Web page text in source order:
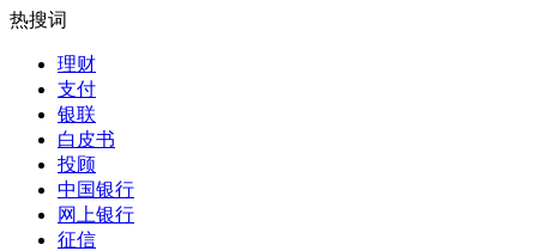
热搜词
理财
支付
银联
白皮书
投顾
中国银行
网上银行
征信